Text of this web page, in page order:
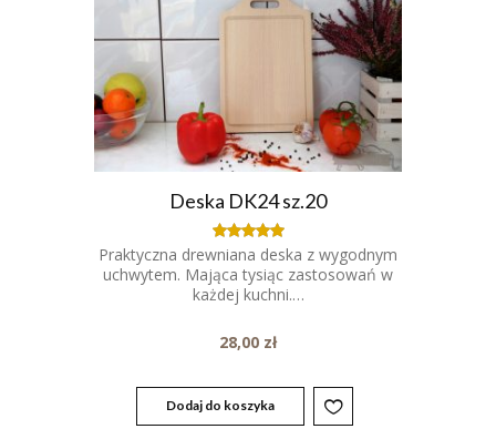
Deska DK24 sz.20
Oceniony
5.00
na 5.
Praktyczna drewniana deska z wygodnym
uchwytem. Mająca tysiąc zastosowań w
każdej kuchni.…
28,00 zł
Dodaj do koszyka